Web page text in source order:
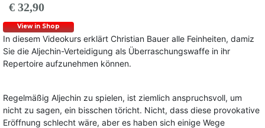
€ 32,90
View in Shop
In diesem Videokurs erklärt Christian Bauer alle Feinheiten, damiz
Sie die Aljechin-Verteidigung als Überraschungswaffe in ihr
Repertoire aufzunehmen können.
Regelmäßig Aljechin zu spielen, ist ziemlich anspruchsvoll, um
nicht zu sagen, ein bisschen töricht. Nicht, dass diese provokative
Eröffnung schlecht wäre, aber es haben sich einige Wege